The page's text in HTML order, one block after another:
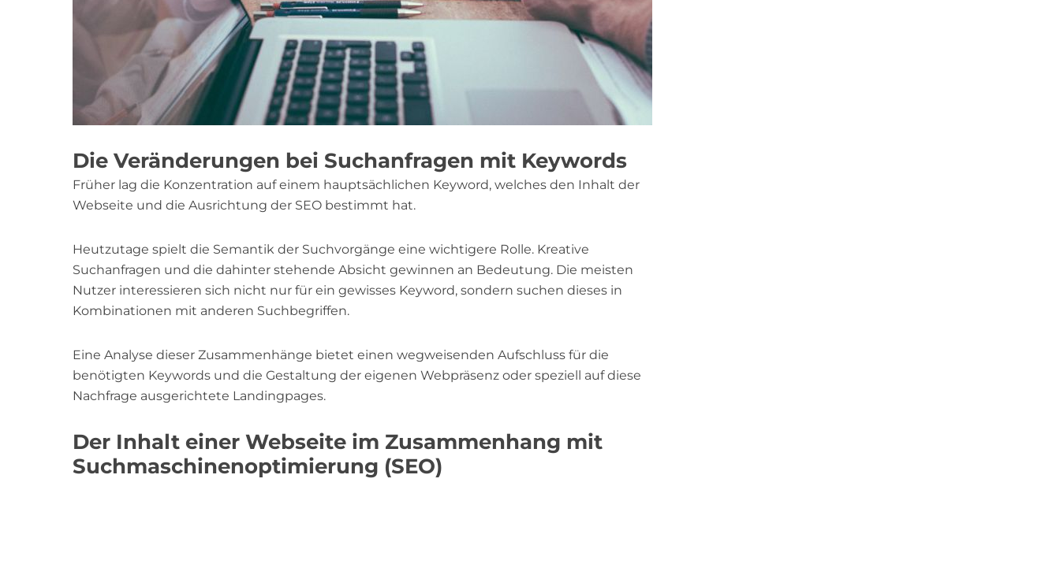
Die Veränderungen bei Suchanfragen mit Keywords
Früher lag die Konzentration auf einem hauptsächlichen Keyword, welches den Inhalt der
Webseite und die Ausrichtung der SEO bestimmt hat.
Heutzutage spielt die Semantik der Suchvorgänge eine wichtigere Rolle. Kreative
Suchanfragen und die dahinter stehende Absicht gewinnen an Bedeutung. Die meisten
Nutzer interessieren sich nicht nur für ein gewisses Keyword, sondern suchen dieses in
Kombinationen mit anderen Suchbegriffen.
Eine Analyse dieser Zusammenhänge bietet einen wegweisenden Aufschluss für die
benötigten Keywords und die Gestaltung der eigenen Webpräsenz oder speziell auf diese
Nachfrage ausgerichtete Landingpages.
Der Inhalt einer Webseite im Zusammenhang mit
Suchmaschinenoptimierung (SEO)